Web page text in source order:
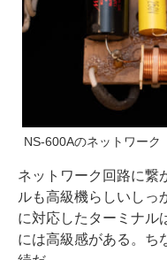
NS-600Aのネットワーク
ネットワーク回路に繋
ルも高級機らしいしっ
に対応したターミナル
には高級感がある。ち